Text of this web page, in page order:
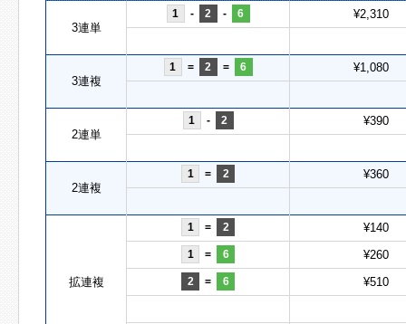
3連単
1 - 2 - 6 ¥2,310
3連複
1 = 2 = 6 ¥1,080
2連単
1 - 2 ¥390
2連複
1 = 2 ¥360
拡連複
1 = 2 ¥140
1 = 6 ¥260
2 = 6 ¥510